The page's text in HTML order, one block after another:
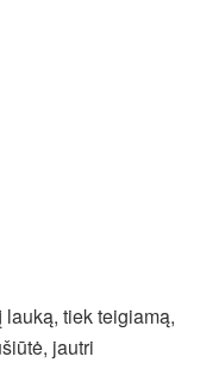
tiek teigiamą,
jautri